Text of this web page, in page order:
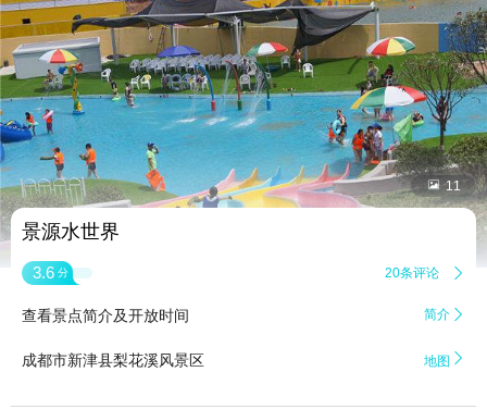
 11
景源水世界
3.6 分 20条评论 
查看景点简介及开放时间 简介 
成都市新津县梨花溪风景区 地图 
